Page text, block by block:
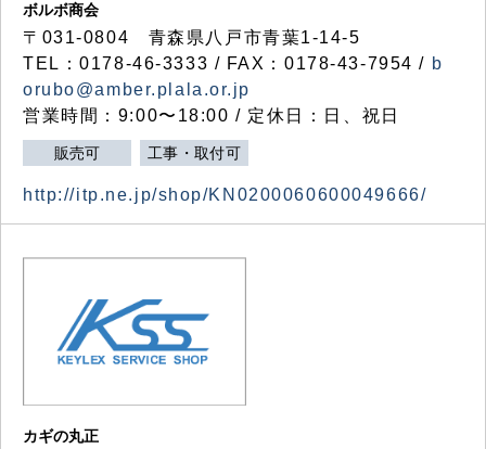
ボルボ商会
〒031-0804 青森県八戸市青葉1-14-5
TEL：0178-46-3333 / FAX：0178-43-7954 / b
orubo@amber.plala.or.jp
営業時間：9:00〜18:00 / 定休日：日、祝日
販売可 工事・取付可
http://itp.ne.jp/shop/KN0200060600049666/
カギの丸正